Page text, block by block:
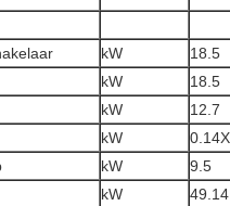
kW 18.5
kW 18.5
kW 12.7
kW
kW 9.5
kW 49.14